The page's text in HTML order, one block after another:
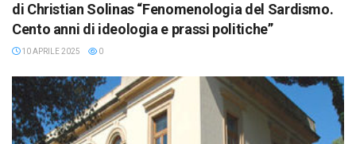
di Christian Solinas “Fenomenologia del Sardismo.
Cento anni di ideologia e prassi politiche”
10 APRILE 2025 0